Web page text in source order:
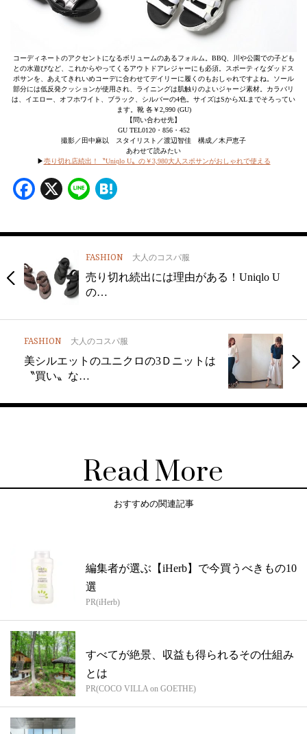
コーディネートのアクセントになるボリュームのあるフォルム。BBQ、川や公園での子ども
との水遊びなど、これからやってくるアウトドアレジャーにも必須。スポーティなダッドス
ポサンを、あえてきれいめコーデに合わせてデイリーに履くのもおしゃれですよね。ソール
部分には低反発クッションが使用され、ライニングは肌触りのよいジャージ素材。カラバリ
は、イエロー、オフホワイト、ブラック、シルバーの4色。サイズはSからXLまでそろってい
ます。靴 各￥2,990 (GU)
【問い合わせ先】
GU TEL0120・856・452
撮影／田中麻以 スタイリスト／渡辺智佳 構成／木戸恵子
あわせて読みたい
▶売り切れ店続出！〝Uniqlo U〟の￥3,980大人スポサンがおしゃれで使える
Facebook
X Line
FASHION 大人のコスパ服
売り切れ続出には理由がある！Uniqlo U
の…
FASHION 大人のコスパ服
美シルエットのユニクロの3Ｄニットは
〝買い〟な…
Read More
おすすめの関連記事
編集者が選ぶ【iHerb】で今買うべきもの10
選
PR(iHerb)
すべてが絶景、収益も得られるその仕組み
とは
PR(COCO VILLA on GOETHE)